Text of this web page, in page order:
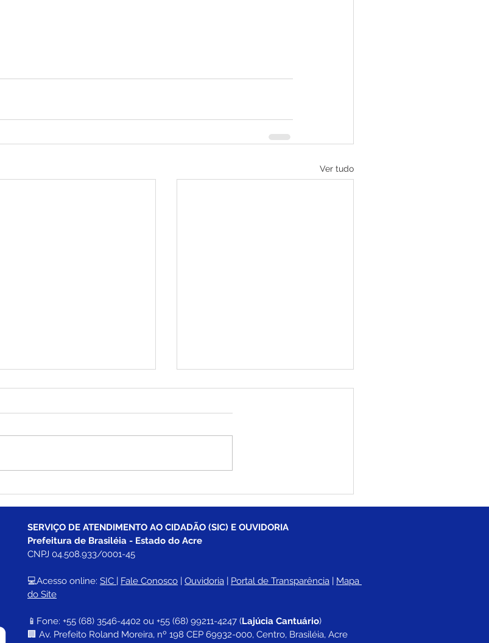
Ver tudo
Porto Carlos e garante
acesso à zona rural
mobilidade nas ruas e
bairros
SERVIÇO DE ATENDIMENTO AO CIDADÃO (SIC) E OUVIDORIA
Prefeitura de Brasiléia - Estado do Acre
CNPJ 04.508.933/0001-45
💻Acesso online: SIC | Fale Conosco | Ouvidoria | Portal de Transparência | Mapa
do Site
📱Fone: +55 (68) 3546-4402 ou +55 (68) 99211-4247 (Lajúcia Cantuário)
🏢 Av. Prefeito Roland Moreira, nº 198 CEP 69932-000, Centro, Brasiléia, Acre